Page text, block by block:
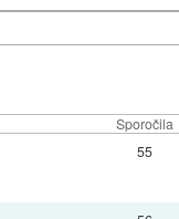
Sporočila
55